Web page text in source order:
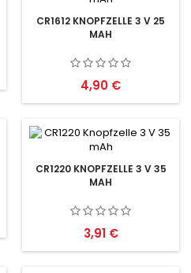
CR1612 KNOPFZELLE 3 V 25
MAH
Preis
4,90 €
CR1220 KNOPFZELLE 3 V 35
MAH
Preis
3,91 €